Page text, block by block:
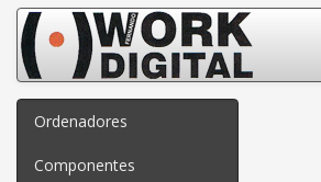
Ordenadores
Componentes